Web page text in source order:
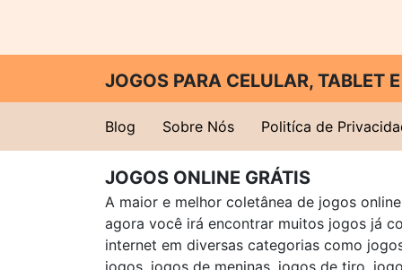
JOGOS PARA CELULAR, TABLET
Blog Sobre Nós Politíca de
JOGOS ONLINE GRÁTIS
A maior e melhor coletânea de jogos
agora você irá encontrar muitos jogos já
internet em diversas categorias como
jogos, jogos de meninas, jogos de tiro,